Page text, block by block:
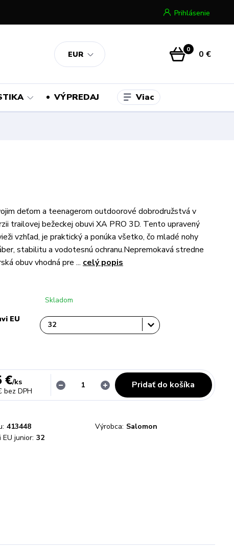
EUR
Prihlásenie
0 0 €
VÝPREDAJ Viac
deťom a teenagerom outdoorové dobrodružstvá v
trailovej bežeckej obuvi XA PRO 3D. Tento upravený
vzhľad, je praktický a ponúka všetko, čo mladé nohy
stabilitu a vodotesnú ochranu.Nepremokavá stredne
obuv vhodná pre ... celý popis
Skladom
EU
€/ks
bez DPH
Pridať do košíka
413448 Výrobca: Salomon
junior: 32